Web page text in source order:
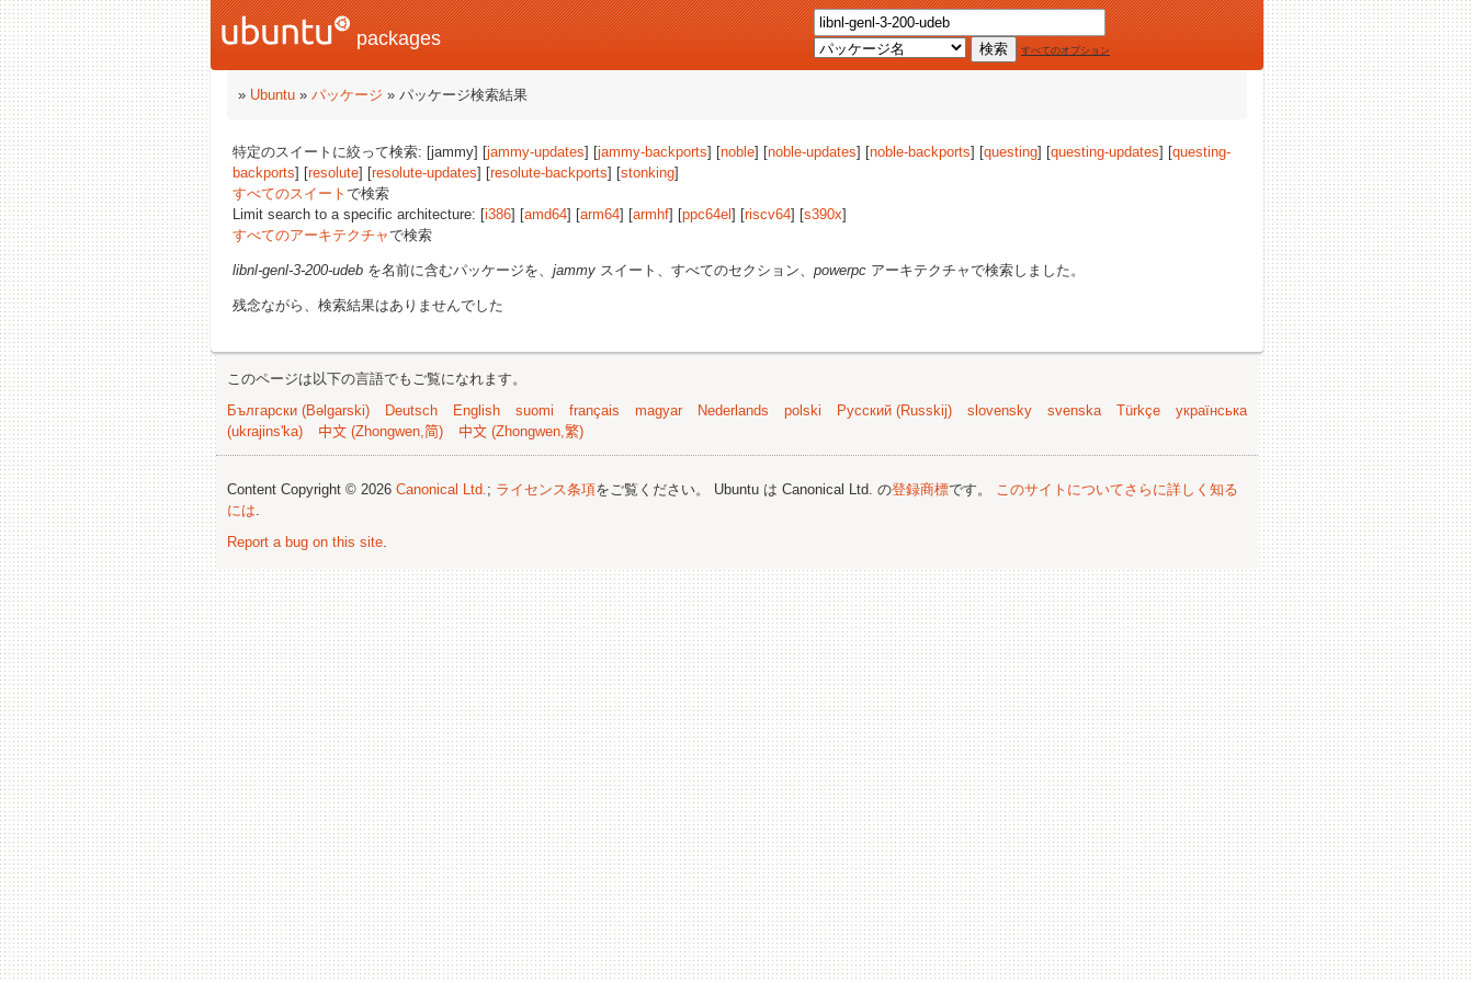
packages
すべてのオプション
» Ubuntu » パッケージ » パッケージ検索結果
特定のスイートに絞って検索: [jammy] [jammy-updates] [jammy-backports] [noble] [noble-updates] [noble-backports] [questing] [questing-updates] [questing-
backports] [resolute] [resolute-updates] [resolute-backports] [stonking]
すべてのスイート で検索
Limit search to a specific architecture: [i386] [amd64] [arm64] [armhf] [ppc64el ] [riscv64] [s390x]
すべてのアーキテクチャで検索
libnl-genl-3-200-udeb を名前に含むパッケージを、 jammy スイート、すべてのセクション、 powerpc アーキテクチャで検索しました。
残念ながら、検索結果はありませんでした
このページは以下の言語でもご覧になれます。
Български (Bəlgarski)
Deutsch English suomi français magyar Nederlands polski Русский (Russkij) slovensky svenska Türkçe
українська
(ukrajins'ka)
中文 (Zhongwen,简) 中文 (Zhongwen,繁)
Content Copyright © 2026 Canonical Ltd.; ライセンス条項をご覧ください。 Ubuntu は Canonical Ltd. の登録商標です。 このサイトについてさらに詳しく知る
には.
Report a bug on this site.